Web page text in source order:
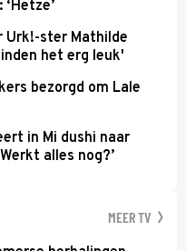
Urk!-ster Mathilde
het erg leuk'
bezorgd om Lale
in Mi dushi naar
alles nog?’
MEER TV